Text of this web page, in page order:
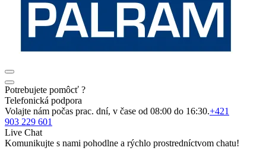
Potrebujete pomôcť ?
Telefonická podpora
Volajte nám počas prac. dní, v čase od 08:00 do 16:30.+421
903 229 601
Live Chat
Komunikujte s nami pohodlne a rýchlo prostredníctvom chatu!